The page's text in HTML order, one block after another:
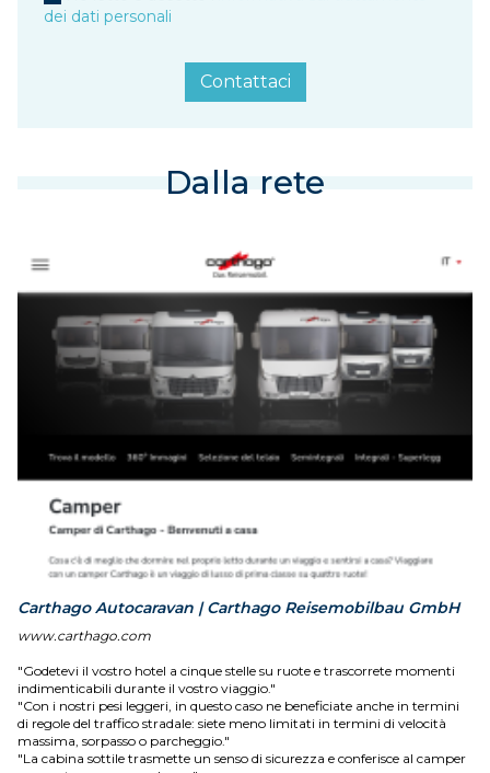
dei dati personali
Contattaci
Dalla rete
Carthago Autocaravan | Carthago Reisemobilbau GmbH
www.carthago.com
"Godetevi il vostro hotel a cinque stelle su ruote e trascorrete momenti
indimenticabili durante il vostro viaggio."
"Con i nostri pesi leggeri, in questo caso ne beneficiate anche in termini
di regole del traffico stradale: siete meno limitati in termini di velocità
massima, sorpasso o parcheggio."
"La cabina sottile trasmette un senso di sicurezza e conferisce al camper